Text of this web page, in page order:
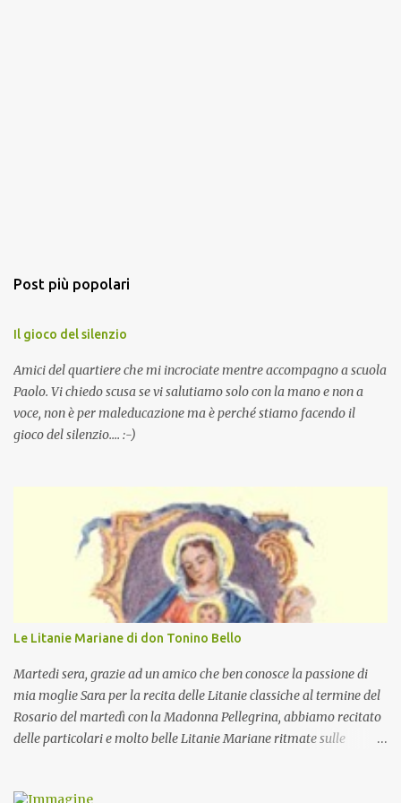
Post più popolari
Il gioco del silenzio
Amici del quartiere che mi incrociate mentre accompagno a scuola
Paolo. Vi chiedo scusa se vi salutiamo solo con la mano e non a
voce, non è per maleducazione ma è perché stiamo facendo il
gioco del silenzio.... :-)
Le Litanie Mariane di don Tonino Bello
Martedi sera, grazie ad un amico che ben conosce la passione di
mia moglie Sara per la recita delle Litanie classiche al termine del
Rosario del martedì con la Madonna Pellegrina, abbiamo recitato
delle particolari e molto belle Litanie Mariane ritmate sulle